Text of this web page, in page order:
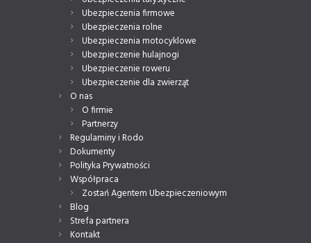
Ubezpieczenia firmowe
Ubezpieczenia rolne
Ubezpieczenia motocyklowe
Ubezpieczenie hulajnogi
Ubezpieczenie roweru
Ubezpieczenie dla zwierząt
O nas
O firmie
Partnerzy
Regulaminy i Rodo
Dokumenty
Polityka Prywatności
Współpraca
Zostań Agentem Ubezpieczeniowym
Blog
Strefa partnera
Kontakt